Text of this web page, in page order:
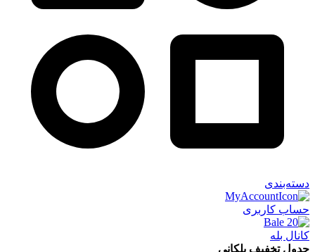
دسته‌بندی
حساب کاربری
کانال بله
جدول تخفیف پلکانی